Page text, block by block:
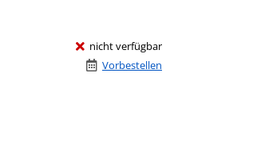
nicht verfügbar
Vorbestellen